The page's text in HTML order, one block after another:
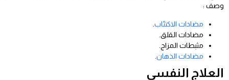
وصف :
مضادات الاكتئاب
مضادات القلق.
مثبطات المزاج.
مضادات الذهان
العلاج النفسي